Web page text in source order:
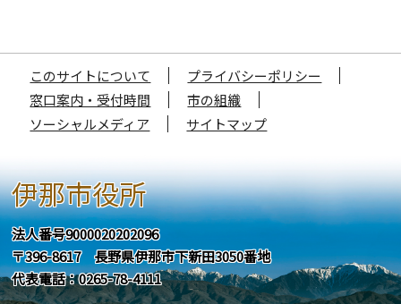
このサイトについて
プライバシーポリシー
窓口案内・受付時間
市の組織
ソーシャルメディア
サイトマップ
伊那市役所
法人番号9000020202096
〒396-8617 長野県伊那市下新田3050番地
代表電話：0265-78-4111